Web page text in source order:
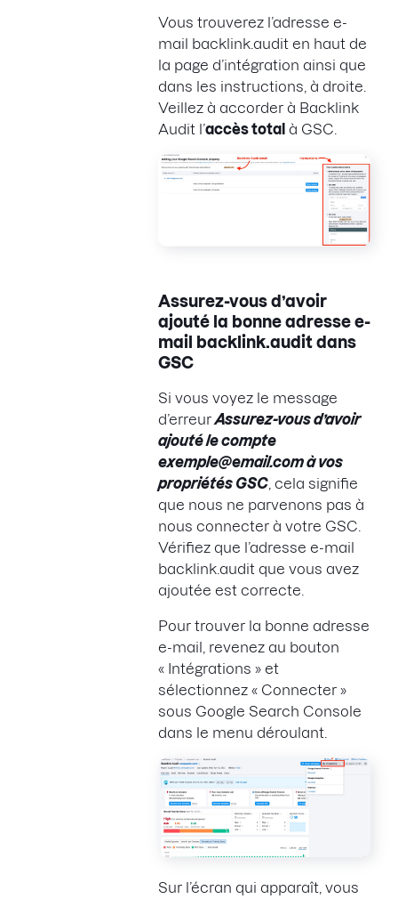
Vous trouverez l’adresse e-
mail backlink.audit en haut de
la page d’intégration ainsi que
dans les instructions, à droite.
Veillez à accorder à Backlink
Audit l’accès total à GSC.
Assurez-vous d’avoir
ajouté la bonne adresse e-
mail backlink.audit dans
GSC
Si vous voyez le message
d’erreurAssurez-vous d’avoir
ajouté le compte
exemple@email.com à vos
propriétés GSC , cela signifie
que nous ne parvenons pas à
nous connecter à votre GSC.
Vérifiez que l’adresse e-mail
backlink.audit que vous avez
ajoutée est correcte.
Pour trouver la bonne adresse
e-mail, revenez au bouton
« Intégrations » et
sélectionnez « Connecter »
sous Google Search Console
dans le menu déroulant.
Sur l’écran qui apparaît, vous